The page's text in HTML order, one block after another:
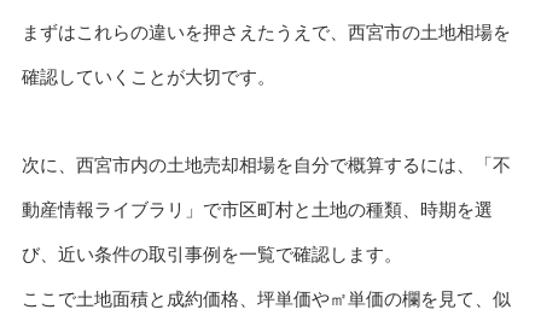
まずはこれらの違いを押さえたうえで、西宮市の土地相場を
確認していくことが大切です。
次に、西宮市内の土地売却相場を自分で概算するには、「不
動産情報ライブラリ」で市区町村と土地の種類、時期を選
び、近い条件の取引事例を一覧で確認します。
ここで土地面積と成約価格、坪単価や㎡単価の欄を見て、似